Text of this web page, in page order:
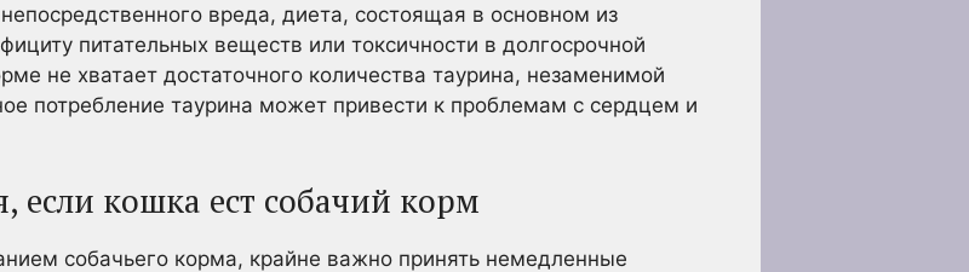
вреда, диета, состоящая в основном из
питательных веществ или токсичности в долгосрочной
не хватает достаточного количества таурина, незаменимой
потребление таурина может привести к проблемам с сердцем и
если кошка ест собачий корм
собачьего корма, крайне важно принять немедленные